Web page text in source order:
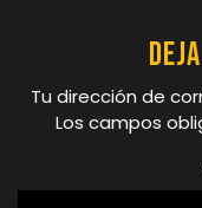
Tu dirección de
Los campos